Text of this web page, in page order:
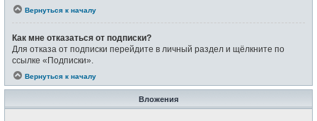
Вернуться к началу
Как мне отказаться от подписки?
Для отказа от подписки перейдите в личный раздел и щёлкните по
ссылке «Подписки».
Вернуться к началу
Вложения